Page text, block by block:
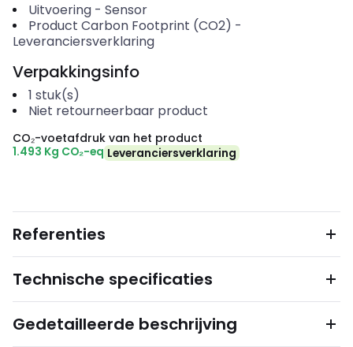
Uitvoering- Sensor
Product Carbon Footprint (CO2) -
Leveranciersverklaring
Verpakkingsinfo
1 stuk(s)
Niet retourneerbaar product
CO₂-voetafdruk van het product
1.493 Kg CO₂-eq Leveranciersverklaring
Referenties
Technische specificaties
Gedetailleerde beschrijving